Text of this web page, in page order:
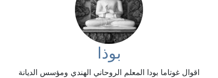
بوذا
اقوال غوتاما بودا المعلم الروحاني الهندي ومؤسس الديانة